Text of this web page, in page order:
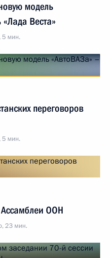
модель
Веста»
5 мин.
переговоров
5 мин.
Ассамблеи ООН
23 мин.